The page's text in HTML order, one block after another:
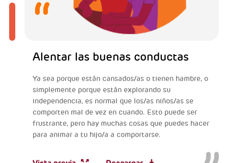
Alentar las buenas conductas
Ya sea porque están cansados/as o tienen hambre, o
simplemente porque están explorando su
independencia, es normal que los/as niños/as se
comporten mal de vez en cuando. Esto puede ser
frustrante, pero hay muchas cosas que puedes hacer
para animar a tu hijo/a a comportarse.